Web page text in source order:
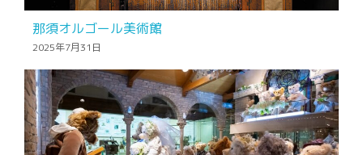
那須オルゴール美術館
2025年7月31日